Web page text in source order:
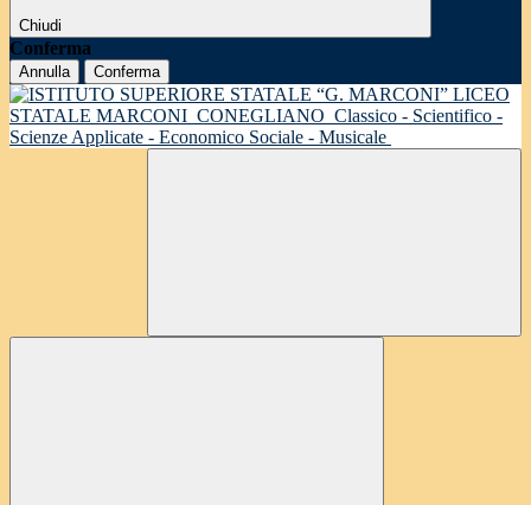
Chiudi
Conferma
Annulla Conferma
LICEO
STATALE MARCONI CONEGLIANO Classico - Scientifico -
Scienze Applicate - Economico Sociale - Musicale